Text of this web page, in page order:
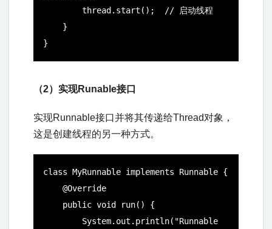
}
（2）实现Runable接口
实现Runnable接口并将其传递给Thread对象，
这是创建线程的另一种方式。
class MyRunnable implements Runnable {